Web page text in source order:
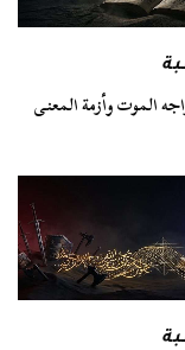
الموت وأزمة المعنى